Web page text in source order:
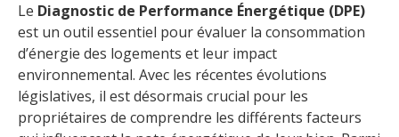
Le Diagnostic de Performance Énergétique (DPE)
est un outil essentiel pour évaluer la consommation
d’énergie des logements et leur impact
environnemental. Avec les récentes évolutions
législatives, il est désormais crucial pour les
propriétaires de comprendre les différents facteurs